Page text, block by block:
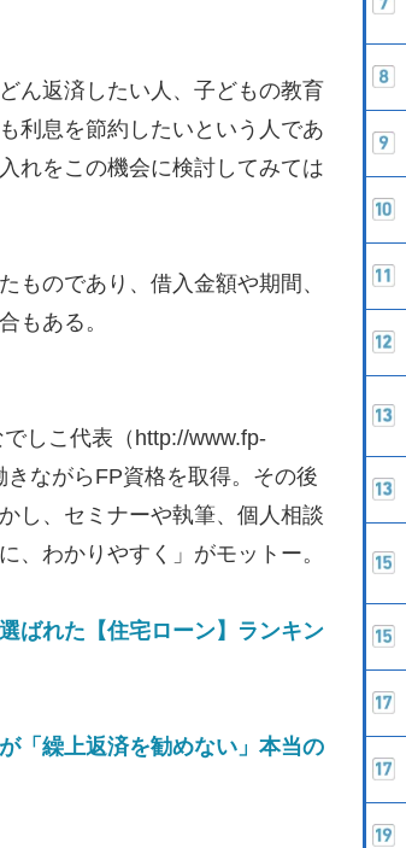
ん返済したい人、子どもの教育
利息を節約したいという人であ
れをこの機会に検討してみては
のであり、借入金額や期間、
もある。
しこ代表（http://www.fp-
ながらFP資格を取得。その後
し、セミナーや執筆、個人相談
、わかりやすく」がモットー。
ばれた【住宅ローン】ランキン
「繰上返済を勧めない」本当の